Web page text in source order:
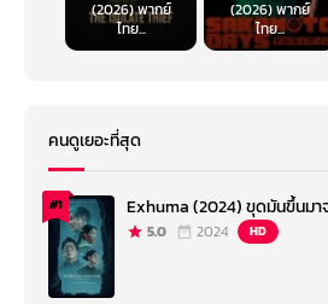
(2026) พากย์
ไทย...
(2026) พากย์
ไทย...
คนดูเยอะที่สุด
#1 Exhuma (2024) ขุดมันขึ้นมา
5.0 2024 HD